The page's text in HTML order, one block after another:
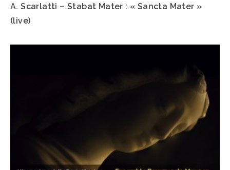
A. Scarlatti – Stabat Mater : « Sancta Mater »
(live)